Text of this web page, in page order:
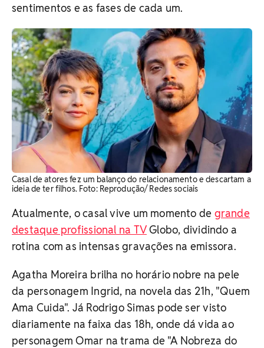
sentimentos e as fases de cada um.
Casal de atores fez um balanço do relacionamento e descartam a
ideia de ter filhos. Foto: Reprodução/ Redes sociais
Atualmente, o casal vive um momento de grande
destaque profissional na TVGlobo, dividindo a
rotina com as intensas gravações na emissora.
Agatha Moreira brilha no horário nobre na pele
da personagem Ingrid, na novela das 21h, "Quem
Ama Cuida". Já Rodrigo Simas pode ser visto
diariamente na faixa das 18h, onde dá vida ao
personagem Omar na trama de "A Nobreza do